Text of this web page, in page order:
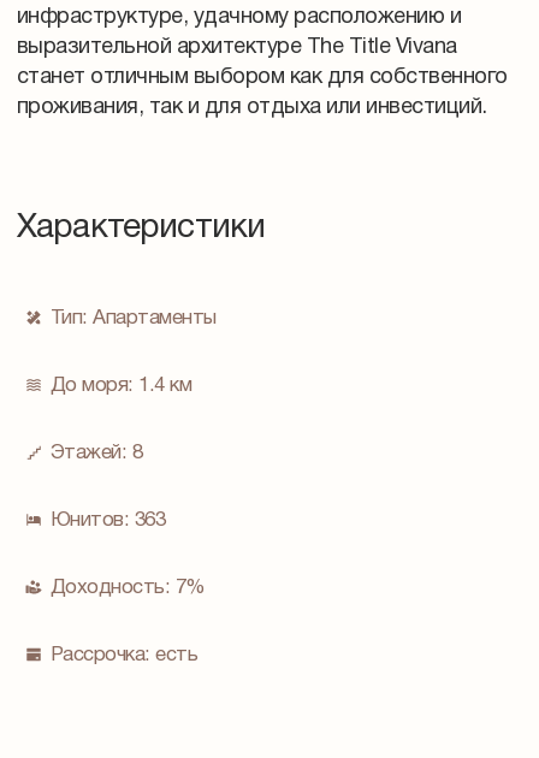
инфраструктуре, удачному расположению и
выразительной архитектуре The Title Vivana
станет отличным выбором как для собственного
проживания, так и для отдыха или инвестиций.
Характеристики
Тип:Апартаменты
До моря: 1.4 км
Юнитов: 363
Доходность: 7%
Этажей: 8
Рассрочка:есть